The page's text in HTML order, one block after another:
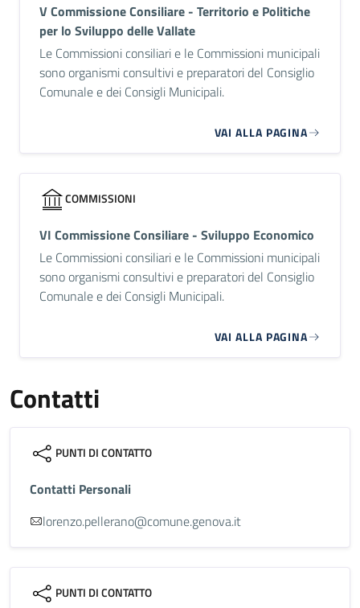
V Commissione Consiliare - Territorio e Politiche
per lo Sviluppo delle Vallate
Le Commissioni consiliari e le Commissioni municipali
sono organismi consultivi e preparatori del Consiglio
Comunale e dei Consigli Municipali.
VAI ALLA PAGINA
COMMISSIONI
VI Commissione Consiliare - Sviluppo Economico
Le Commissioni consiliari e le Commissioni municipali
sono organismi consultivi e preparatori del Consiglio
Comunale e dei Consigli Municipali.
VAI ALLA PAGINA
Contatti
PUNTI DI CONTATTO
Contatti Personali
lorenzo.pellerano@comune.genova.it
PUNTI DI CONTATTO